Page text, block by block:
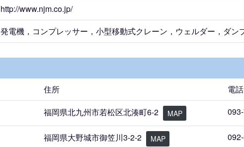
http://www.njm.co.jp/
発電機，コンプレッサー，小型移動式クレーン，ウェルダー，ダン
住所 電話
福岡県北九州市若松区北湊町6-2 MAP
福岡県大野城市御笠川3-2-2 MAP